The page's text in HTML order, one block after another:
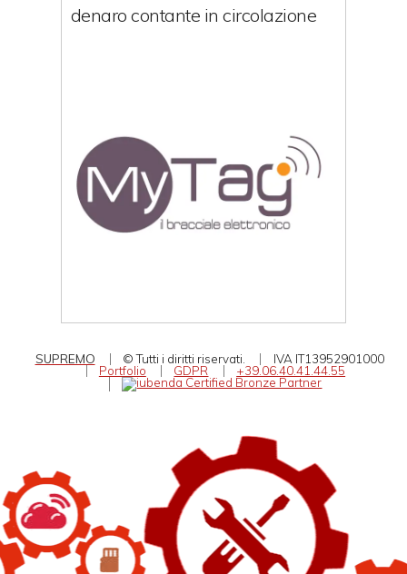
denaro contante in circolazione
SUPREMO © Tutti i diritti riservati.
IVA IT13952901000
Portfolio
GDPR +39.06.40.41.44.55